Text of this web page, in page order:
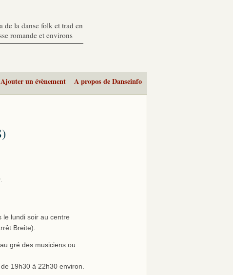
de la danse folk et trad en
romande et environs
Ajouter un évènement A propos de Danseinfo
le lundi soir au centre
Breite).
gré des musiciens ou
19h30 à 22h30 environ.